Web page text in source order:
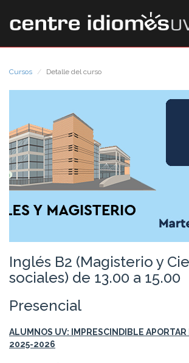
Cursos Detalle del curso
Inglés B2 (Magisterio y
sociales) de 13.00 a 15.00
Presencial
ALUMNOS UV: IMPRESCINDIBLE
2025-2026